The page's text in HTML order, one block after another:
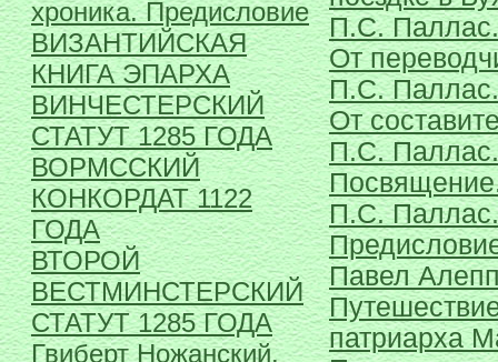
хроника. Предисловие
ВИЗАНТИЙСКАЯ
КНИГА ЭПАРХА
ВИНЧЕСТЕРСКИЙ
СТАТУТ 1285 ГОДА
ВОРМССКИЙ
КОНКОРДАТ 1122
ГОДА
ВТОРОЙ
ВЕСТМИНСТЕРСКИЙ
СТАТУТ 1285 ГОДА
Гвиберт Ножанский.
П.С.
От
П.С.
От
П.С.
П.С.
Павел
патриарха